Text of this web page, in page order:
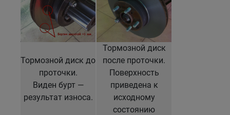
Тормозной диск до
проточки.
Виден бурт —
результат износа.
Тормозной диск
после проточки.
Поверхность
приведена к
исходному
состоянию